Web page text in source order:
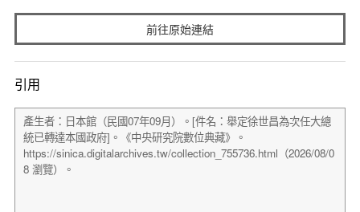
前往原始連結
引用